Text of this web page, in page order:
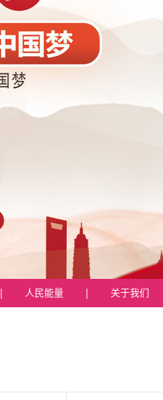
| 人民能量 | 关于我们